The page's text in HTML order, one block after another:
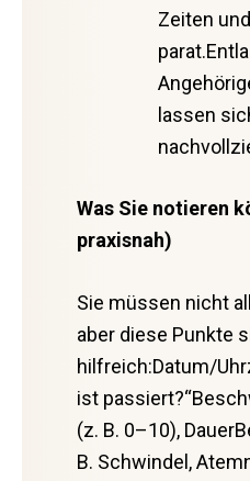
Zeiten
lassen
Was Sie notieren
praxisnah)
Sie müssen nicht
aber diese Punkte
hilfreich:Datum/
ist
(z. B. 0–10),
B. Schwindel,